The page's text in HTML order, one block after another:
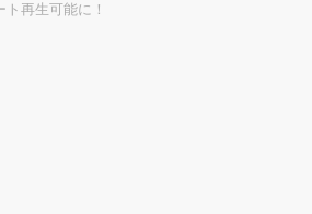
再生可能に！